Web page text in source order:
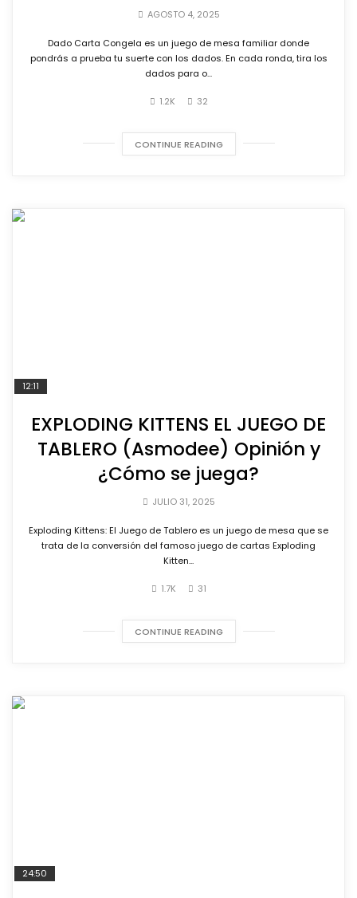
AGOSTO 4, 2025
Dado Carta Congela es un juego de mesa familiar donde
pondrás a prueba tu suerte con los dados. En cada ronda, tira los
dados para o...
1.2K 32
CONTINUE READING
12:11
EXPLODING KITTENS EL JUEGO DE
TABLERO (Asmodee) Opinión y
¿Cómo se juega?
JULIO 31, 2025
Exploding Kittens: El Juego de Tablero es un juego de mesa que se
trata de la conversión del famoso juego de cartas Exploding
Kitten...
1.7K 31
CONTINUE READING
24:50